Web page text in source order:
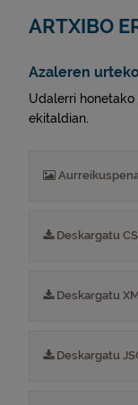
ARTXIBO
Azaleren
Udalerri
ekitaldian.
Deskargatu
Deskargatu
Deskargatu